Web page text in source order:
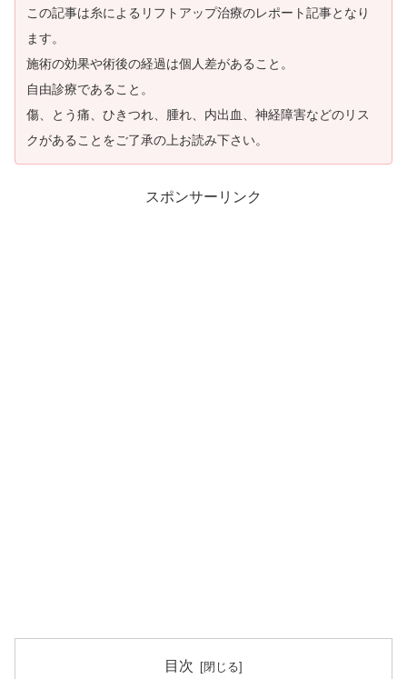
この記事は糸によるリフトアップ治療のレポート記事となり
ます。
施術の効果や術後の経過は個人差があること。
自由診療であること。
傷、とう痛、ひきつれ、腫れ、内出血、神経障害などのリス
クがあることをご了承の上お読み下さい。
スポンサーリンク
目次